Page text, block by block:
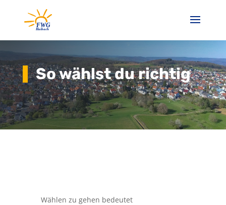
So wählst du richtig
Wählen zu gehen bedeutet